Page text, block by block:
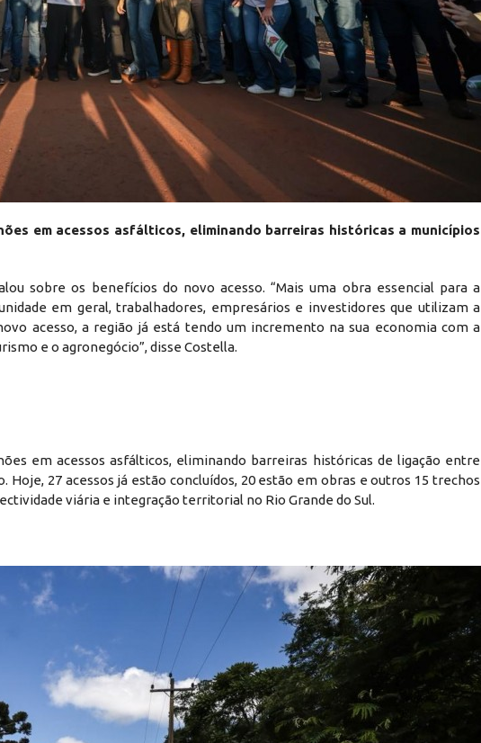
em acessos asfálticos, eliminando barreiras históricas a municípios
sobre os benefícios do novo acesso. “Mais uma obra essencial para a
em geral, trabalhadores, empresários e investidores que utilizam a
acesso, a região já está tendo um incremento na sua economia com a
e o agronegócio”, disse Costella.
em acessos asfálticos, eliminando barreiras históricas de ligação entre
27 acessos já estão concluídos, 20 estão em obras e outros 15 trechos
viária e integração territorial no Rio Grande do Sul.